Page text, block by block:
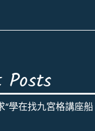
Posts
“學在找九宮格講座船